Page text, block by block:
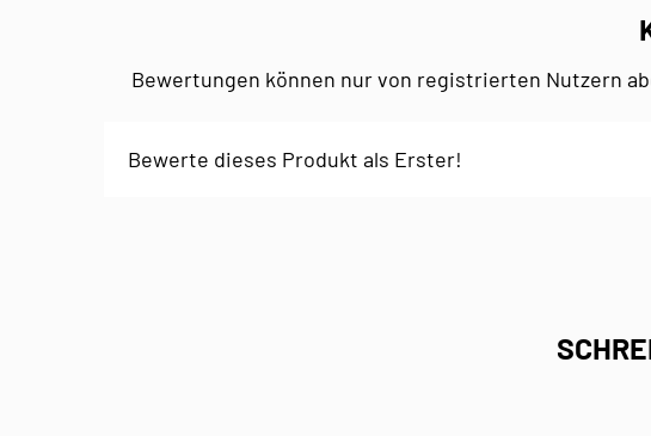
Bewertungen können nur von registrierten Nutzern
Bewerte dieses Produkt als Erster!